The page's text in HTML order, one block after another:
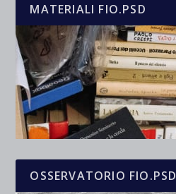
MATERIALI FIO.PSD
OSSERVATORIO FIO.PSD